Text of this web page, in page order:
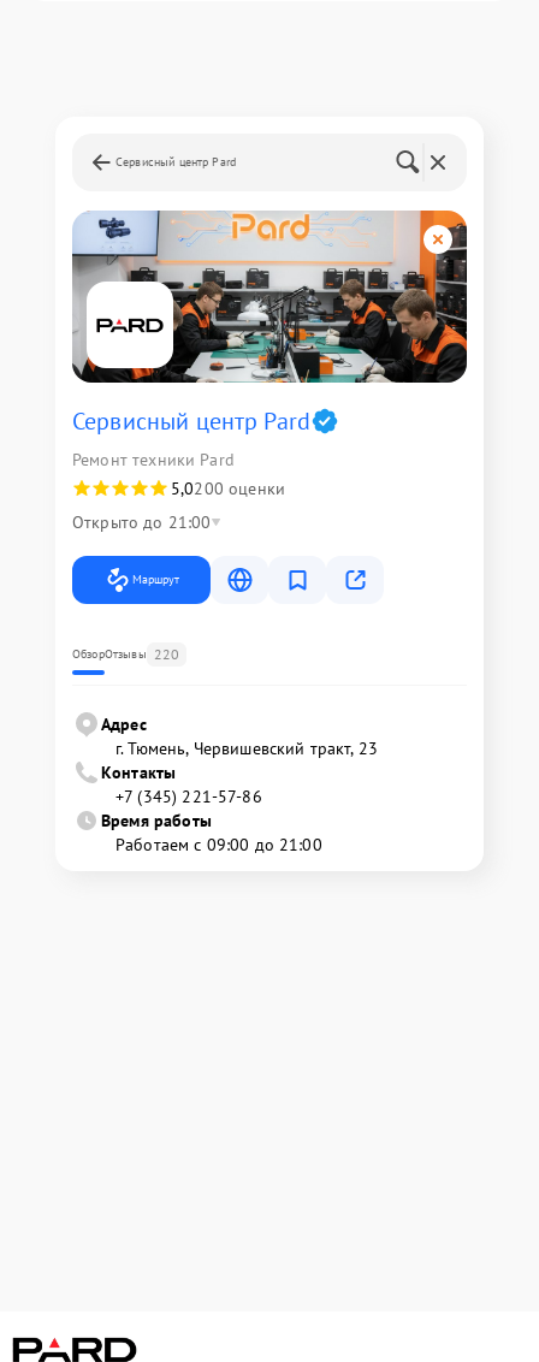
Сервисный центр Pard
Сервисный центр Pard
Ремонт техники Pard
5,0200 оценки
Открыто до 21:00
Маршрут
ОбзорОтзывы 220
Адрес
г. Тюмень, ​Червишевский тракт, 23
Контакты
+7 (345) 221-57-86
Время работы
Работаем с 09:00 до 21:00